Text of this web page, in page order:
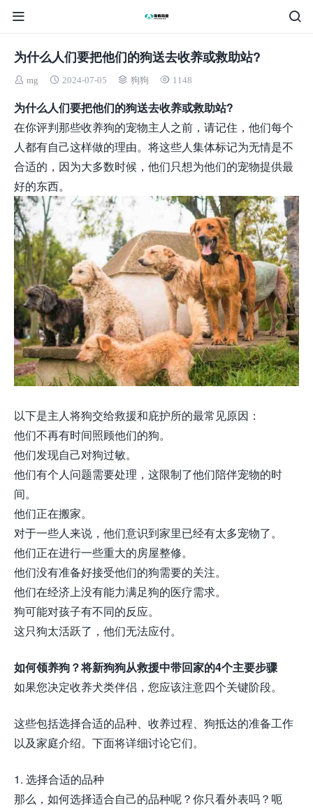
为什么人们要把他们的狗送去收养或救助站?
mg 2024-07-05 狗狗 1148
为什么人们要把他们的狗送去收养或救助站?
在你评判那些收养狗的宠物主人之前，请记住，他们每个
人都有自己这样做的理由。将这些人集体标记为无情是不
合适的，因为大多数时候，他们只想为他们的宠物提供最
好的东西。
以下是主人将狗交给救援和庇护所的最常见原因：
他们不再有时间照顾他们的狗。
他们发现自己对狗过敏。
他们有个人问题需要处理，这限制了他们陪伴宠物的时
间。
他们正在搬家。
对于一些人来说，他们意识到家里已经有太多宠物了。
他们正在进行一些重大的房屋整修。
他们没有准备好接受他们的狗需要的关注。
他们在经济上没有能力满足狗的医疗需求。
狗可能对孩子有不同的反应。
这只狗太活跃了，他们无法应付。
如何领养狗？将新狗狗从救援中带回家的4个主要步骤
如果您决定收养犬类伴侣，您应该注意四个关键阶段。
这些包括选择合适的品种、收养过程、狗抵达的准备工作
以及家庭介绍。下面将详细讨论它们。
1. 选择合适的品种
那么，如何选择适合自己的品种呢？你只看外表吗？呃